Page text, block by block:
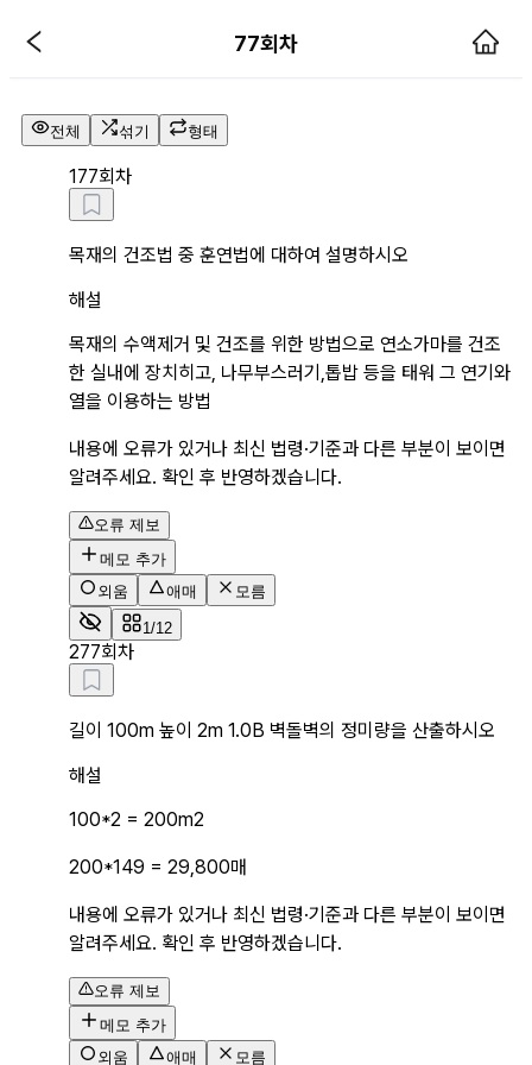
77회차 해설 페이지
77회차
전체 섞기 형태
177회차
목재의 건조법 중 훈연법에 대하여 설명하시오
해설
목재의 수액제거 및 건조를 위한 방법으로 연소가마를 건조
한 실내에 장치히고, 나무부스러기,톱밥 등을 태워 그 연기와
열을 이용하는 방법
내용에 오류가 있거나 최신 법령·기준과 다른 부분이 보이면
알려주세요. 확인 후 반영하겠습니다.
오류 제보
메모 추가
외움
애매 모름
1/12
277회차
길이 100m 높이 2m 1.0B 벽돌벽의 정미량을 산출하시오
해설
100*2 = 200m2
200*149 = 29,800매
내용에 오류가 있거나 최신 법령·기준과 다른 부분이 보이면
알려주세요. 확인 후 반영하겠습니다.
오류 제보
메모 추가
외움
애매 모름